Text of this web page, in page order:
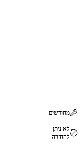
מחודשים
לא ניתן
להחזרה